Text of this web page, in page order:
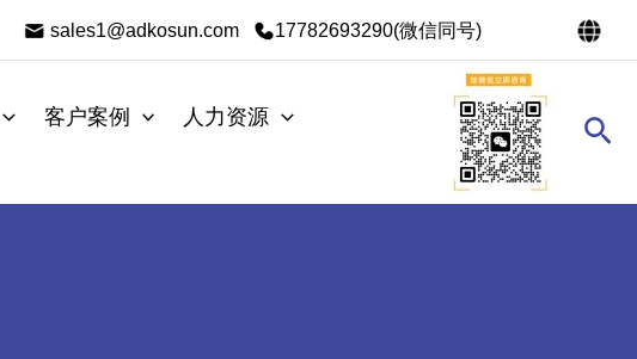
sales1@adkosun.com 17782693290(微信同号)
客户案例
人力资源
搜